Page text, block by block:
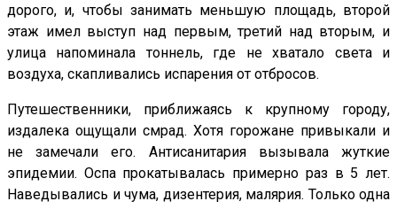
дорого, и, чтобы занимать меньшую площадь, второй
этаж имел выступ над первым, третий над вторым, и
улица напоминала тоннель, где не хватало света и
воздуха, скапливались испарения от отбросов.
Путешественники, приближаясь к крупному городу,
издалека ощущали смрад. Хотя горожане привыкали и
не замечали его. Антисанитария вызывала жуткие
эпидемии. Оспа прокатывалась примерно раз в 5 лет.
Наведывались и чума, дизентерия, малярия. Только одна